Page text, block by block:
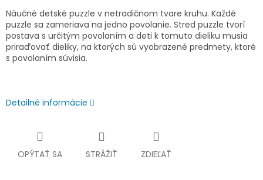
Náučné detské puzzle v netradičnom tvare kruhu. Každé
puzzle sa zameriava na jedno povolanie. Stred puzzle tvorí
postava s určitým povolaním a deti k tomuto dieliku musia
priraďovať dieliky, na ktorých sú vyobrazené predmety, ktoré
s povolaním súvisia.
Detailné informácie
OPÝTAŤ SA STRÁŽIŤ ZDIEĽAŤ